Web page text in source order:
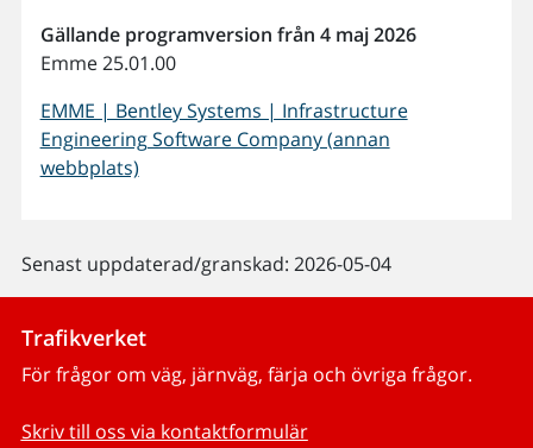
Gällande programversion från 4 maj 2026
Emme 25.01.00
EMME | Bentley Systems | Infrastructure
Engineering Software Company (annan
webbplats)
Senast uppdaterad/granskad: 2026-05-04
Trafikverket
För frågor om väg, järnväg, färja och övriga frågor.
Skriv till oss via kontaktformulär